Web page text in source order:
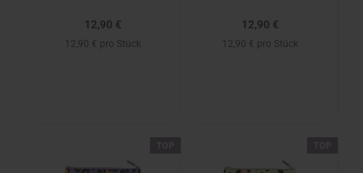
12,90 €
12,90 € pro Stück
12,90 €
12,90 € pro Stück